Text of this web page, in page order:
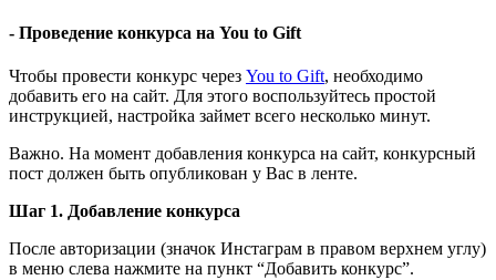
- Проведение конкурса на You to Gift
Чтобы провести конкурс через You to Gift, необходимо
добавить его на сайт. Для этого воспользуйтесь простой
инструкцией, настройка займет всего несколько минут.
Важно. На момент добавления конкурса на сайт, конкурсный
пост должен быть опубликован у Вас в ленте.
Шаг 1. Добавление конкурса
После авторизации (значок Инстаграм в правом верхнем углу)
в меню слева нажмите на пункт “Добавить конкурс”.